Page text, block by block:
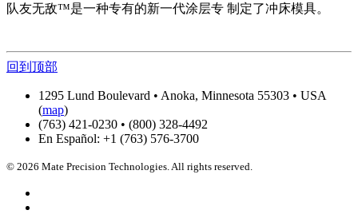
队友无敌™是一种专有的新一代涂层专 制定了冲床模具。
回到顶部
1295 Lund Boulevard • Anoka, Minnesota 55303 • USA
(map)
(763) 421-0230 • (800) 328-4492
En Español: +1 (763) 576-3700
© 2026 Mate Precision Technologies. All rights reserved.